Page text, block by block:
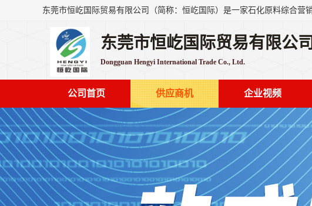
东莞市恒屹国际贸易有限公司
Dongguan Hengyi International Trade Co., Ltd.
公司首页 供应商机 企业视频